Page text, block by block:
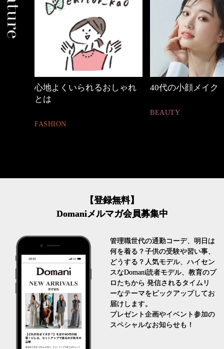
るおしゃれ 40代の小顔メイク
【ワーママ
【登録無料】
Domaniメルマガ会員募集中
管理職世代の通勤コーデ、明日は
何を着る？子供の受験や習い事、
どうする？人気モデル、ハイセン
スなDomani読者モデル、教育のプ
ロたちから 発信されるタイムリ
ーなテーマをピックアップしてお
届けします。
プレゼント企画やイベント参加の
スペシャルなお知らせも！